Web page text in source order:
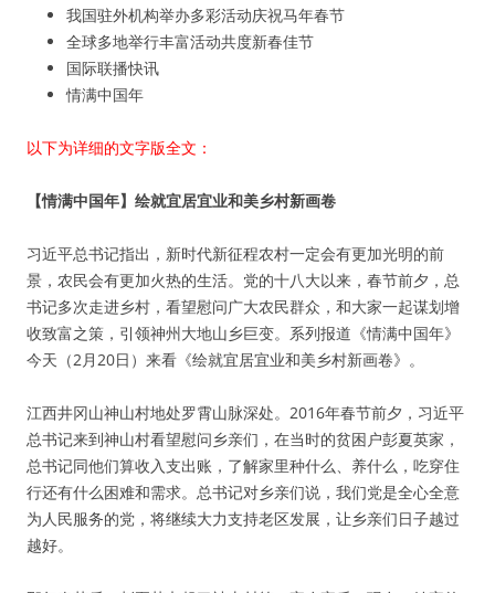
我国驻外机构举办多彩活动庆祝马年春节
全球多地举行丰富活动共度新春佳节
国际联播快讯
情满中国年
以下为详细的文字版全文：
【情满中国年】绘就宜居宜业和美乡村新画卷
习近平总书记指出，新时代新征程农村一定会有更加光明的前
景，农民会有更加火热的生活。党的十八大以来，春节前夕，总
书记多次走进乡村，看望慰问广大农民群众，和大家一起谋划增
收致富之策，引领神州大地山乡巨变。系列报道《情满中国年》
今天（2月20日）来看《绘就宜居宜业和美乡村新画卷》。
江西井冈山神山村地处罗霄山脉深处。2016年春节前夕，习近平
总书记来到神山村看望慰问乡亲们，在当时的贫困户彭夏英家，
总书记同他们算收入支出账，了解家里种什么、养什么，吃穿住
行还有什么困难和需求。总书记对乡亲们说，我们党是全心全意
为人民服务的党，将继续大力支持老区发展，让乡亲们日子越过
越好。